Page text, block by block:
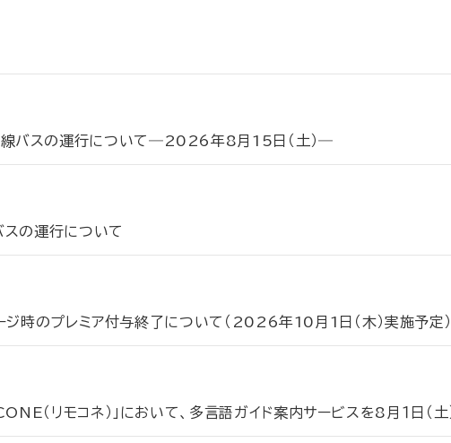
線バスの運行について―2026年8月15日（土）―
スの運行について
ジ時のプレミア付与終了について（2026年10月1日（木）実施予定
（リモコネ）」において、多言語ガイド案内サービスを8月１日（